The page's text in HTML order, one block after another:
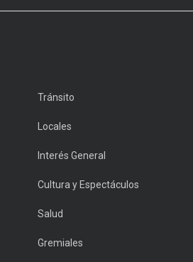
Tránsito
Locales
Interés General
Cultura y Espectáculos
Salud
Gremiales